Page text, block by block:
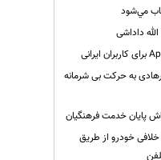
مي‌شود
داداشی
به حرکت بی شرمانه
خلافی خودرو از طریق